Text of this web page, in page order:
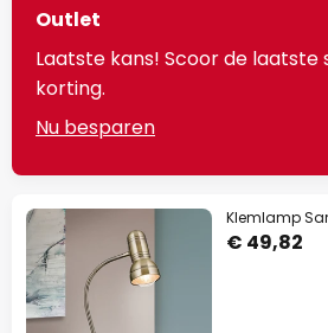
Outlet
Laatste kans! Scoor de laatste
korting.
Nu besparen
Klemlamp
€ 49,82